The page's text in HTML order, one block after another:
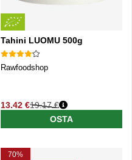
Tahini LUOMU 500g
Rawfoodshop
13.42 €
Normaali hinta
19.17 €
OSTA
70%